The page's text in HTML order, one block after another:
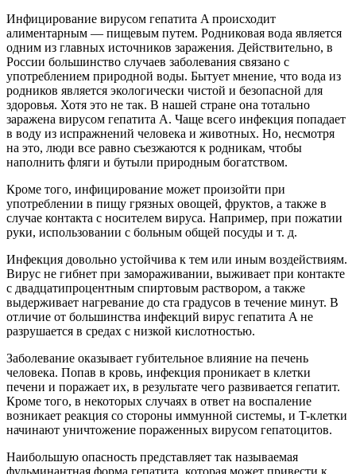
Инфицирование вирусом гепатита A происходит
алиментарным — пищевым путем. Родниковая вода является
одним из главных источников заражения. Действительно, в
России большинство случаев заболевания связано с
употреблением природной воды. Бытует мнение, что вода из
родников является экологически чистой и безопасной для
здоровья. Хотя это не так. В нашей стране она тотально
заражена вирусом гепатита A. Чаще всего инфекция попадает
в воду из испражнений человека и животных. Но, несмотря
на это, люди все равно съезжаются к родникам, чтобы
наполнить фляги и бутыли природным богатством.
Кроме того, инфицирование может произойти при
употреблении в пищу грязных овощей, фруктов, а также в
случае контакта с носителем вируса. Например, при пожатии
руки, использовании с больным общей посуды и т. д.
Инфекция довольно устойчива к тем или иным воздействиям.
Вирус не гибнет при замораживании, выживает при контакте
с двадцатипроцентным спиртовым раствором, а также
выдерживает нагревание до ста градусов в течение минут. В
отличие от большинства инфекций вирус гепатита A не
разрушается в средах с низкой кислотностью.
Заболевание оказывает губительное влияние на печень
человека. Попав в кровь, инфекция проникает в клетки
печени и поражает их, в результате чего развивается гепатит.
Кроме того, в некоторых случаях в ответ на воспаление
возникает реакция со стороны иммунной системы, и T-клетки
начинают уничтожение пораженных вирусом гепатоцитов.
Наибольшую опасность представляет так называемая
фульминантная форма гепатита, которая может привести к